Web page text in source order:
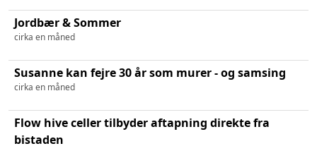
Jordbær & Sommer
cirka en måned
Susanne kan fejre 30 år som murer - og samsing
cirka en måned
Flow hive celler tilbyder aftapning direkte fra
bistaden